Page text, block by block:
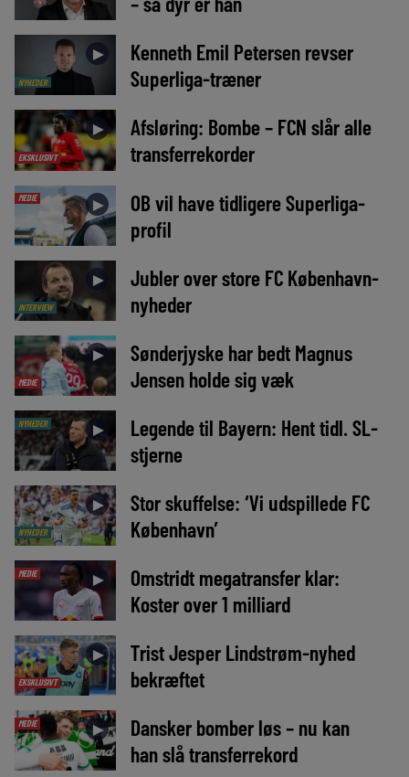
NYHEDER
►
Kenneth Emil Petersen revser
Superliga-træner
EKSKLUSIVT
►
Afsløring: Bombe – FCN slår alle
transferrekorder
MEDIE ►
OB vil have tidligere Superliga-
profil
INTERVIEW
►
Jubler over store FC København-
nyheder
MEDIE
►
Sønderjyske har bedt Magnus
Jensen holde sig væk
NYHEDER ►
Legende til Bayern: Hent tidl. SL-
stjerne
NYHEDER
►
Stor skuffelse: ‘Vi udspillede FC
København’
MEDIE ►
Omstridt megatransfer klar:
Koster over 1 milliard
EKSKLUSIVT
►
Trist Jesper Lindstrøm-nyhed
bekræftet
MEDIE ►
Dansker bomber løs – nu kan
han slå transferrekord